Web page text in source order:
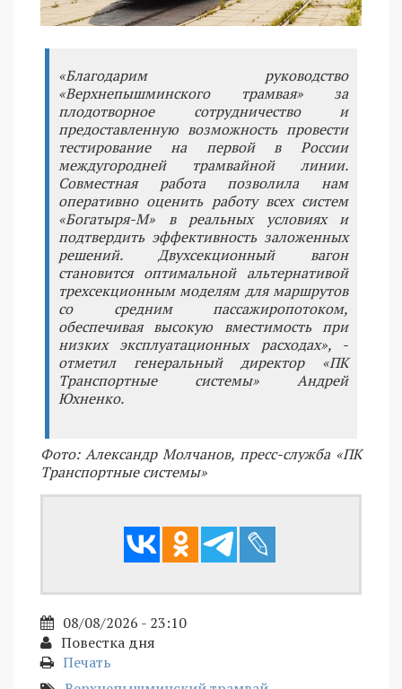
«Благодарим руководство
«Верхнепышминского трамвая» за
плодотворное сотрудничество и
предоставленную возможность провести
тестирование на первой в России
междугородней трамвайной линии.
Совместная работа позволила нам
оперативно оценить работу всех систем
«Богатыря-М» в реальных условиях и
подтвердить эффективность заложенных
решений. Двухсекционный вагон
становится оптимальной альтернативой
трехсекционным моделям для маршрутов
со средним пассажиропотоком,
обеспечивая высокую вместимость при
низких эксплуатационных расходах», -
отметил генеральный директор «ПК
Транспортные системы» Андрей
Юхненко.
Фото: Александр Молчанов, пресс-служба «ПК
Транспортные системы»
08/08/2026 - 23:10
Повестка дня
Печать